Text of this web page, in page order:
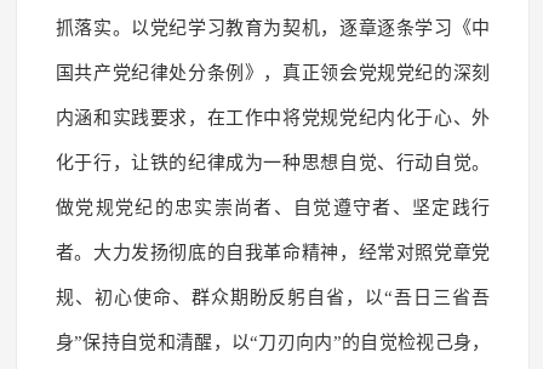
抓落实。以党纪学习教育为契机，逐章逐条学习《中
国共产党纪律处分条例》，真正领会党规党纪的深刻
内涵和实践要求，在工作中将党规党纪内化于心、外
化于行，让铁的纪律成为一种思想自觉、行动自觉。
做党规党纪的忠实崇尚者、自觉遵守者、坚定践行
者。大力发扬彻底的自我革命精神，经常对照党章党
规、初心使命、群众期盼反躬自省，以“吾日三省吾
身”保持自觉和清醒，以“刀刃向内”的自觉检视己身，